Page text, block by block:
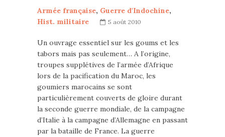
Armée française, Guerre d'Indochine,
Hist. militaire
5 août 2010
Un ouvrage essentiel sur les goums et les
tabors mais pas seulement… A l’origine,
troupes supplétives de l’armée d’Afrique
lors de la pacification du Maroc, les
goumiers marocains se sont
particulièrement couverts de gloire durant
la seconde guerre mondiale, de la campagne
d’Italie à la campagne d’Allemagne en passant
par la bataille de France. La guerre